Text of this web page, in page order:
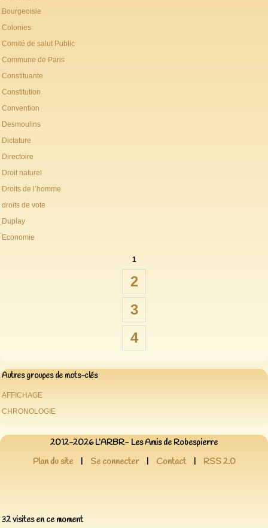
Bourgeoisie
Colonies
Comité de salut Public
Commune de Paris
Constituante
Constitution
Convention
Desmoulins
Dictature
Directoire
Droit naturel
Droits de l’homme
droits de vote
Duplay
Economie
1
2
3
4
Autres groupes de mots-clés
AFFICHAGE
CHRONOLOGIE
2012-2026 L’ARBR- Les Amis de Robespierre
Plan du site
| Se connecter | Contact | RSS 2.0
32 visites en ce moment